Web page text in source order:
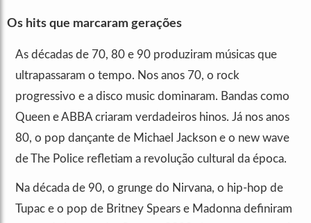
Os hits que marcaram gerações
As décadas de 70, 80 e 90 produziram músicas que
ultrapassaram o tempo. Nos anos 70, o rock
progressivo e a disco music dominaram. Bandas como
Queen e ABBA criaram verdadeiros hinos. Já nos anos
80, o pop dançante de Michael Jackson e o new wave
de The Police refletiam a revolução cultural da época.
Na década de 90, o grunge do Nirvana, o hip-hop de
Tupac e o pop de Britney Spears e Madonna definiram